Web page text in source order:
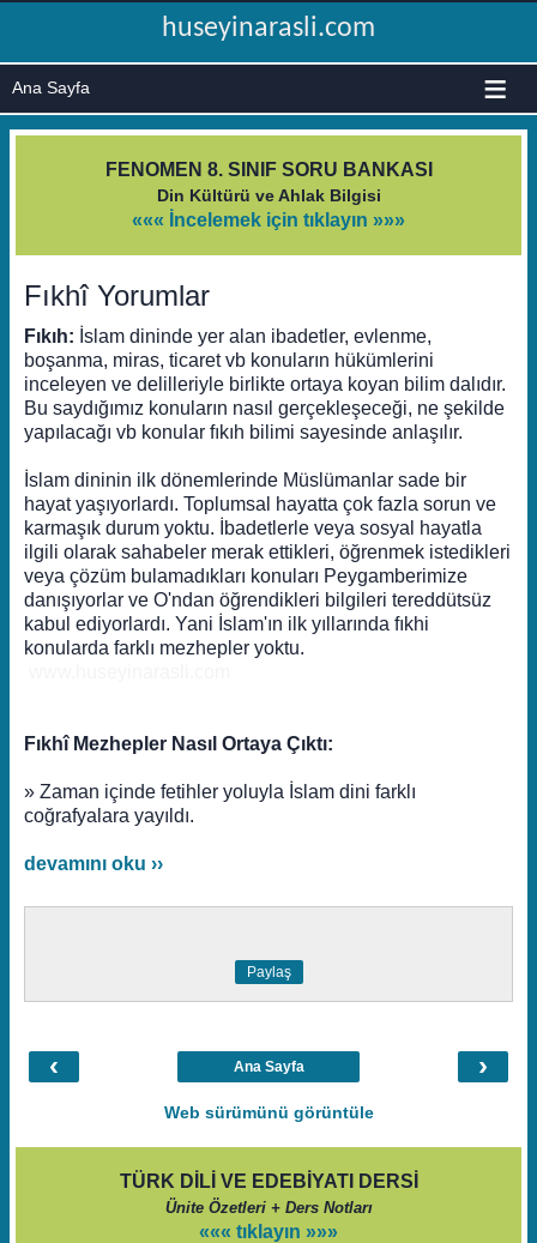
huseyinarasli.com
≡
FENOMEN 8. SINIF SORU BANKASI
Din Kültürü ve Ahlak Bilgisi
««« İncelemek için tıklayın »»»
Fıkhî Yorumlar
Fıkıh: İslam dininde yer alan ibadetler, evlenme,
boşanma, miras, ticaret vb konuların hükümlerini
inceleyen ve delilleriyle birlikte ortaya koyan bilim dalıdır.
Bu saydığımız konuların nasıl gerçekleşeceği, ne şekilde
yapılacağı vb konular fıkıh bilimi sayesinde anlaşılır.
İslam dininin ilk dönemlerinde Müslümanlar sade bir
hayat yaşıyorlardı. Toplumsal hayatta çok fazla sorun ve
karmaşık durum yoktu. İbadetlerle veya sosyal hayatla
ilgili olarak sahabeler merak ettikleri, öğrenmek istedikleri
veya çözüm bulamadıkları konuları Peygamberimize
danışıyorlar ve O'ndan öğrendikleri bilgileri tereddütsüz
kabul ediyorlardı. Yani İslam'ın ilk yıllarında fıkhi
konularda farklı mezhepler yoktu.
Fıkhî Mezhepler Nasıl Ortaya Çıktı:
» Zaman içinde fetihler yoluyla İslam dini farklı
coğrafyalara yayıldı.
devamını oku ››
Paylaş
‹ ›
Ana Sayfa
Web sürümünü görüntüle
TÜRK DİLİ VE EDEBİYATI DERSİ
Ünite Özetleri + Ders Notları
««« tıklayın »»»